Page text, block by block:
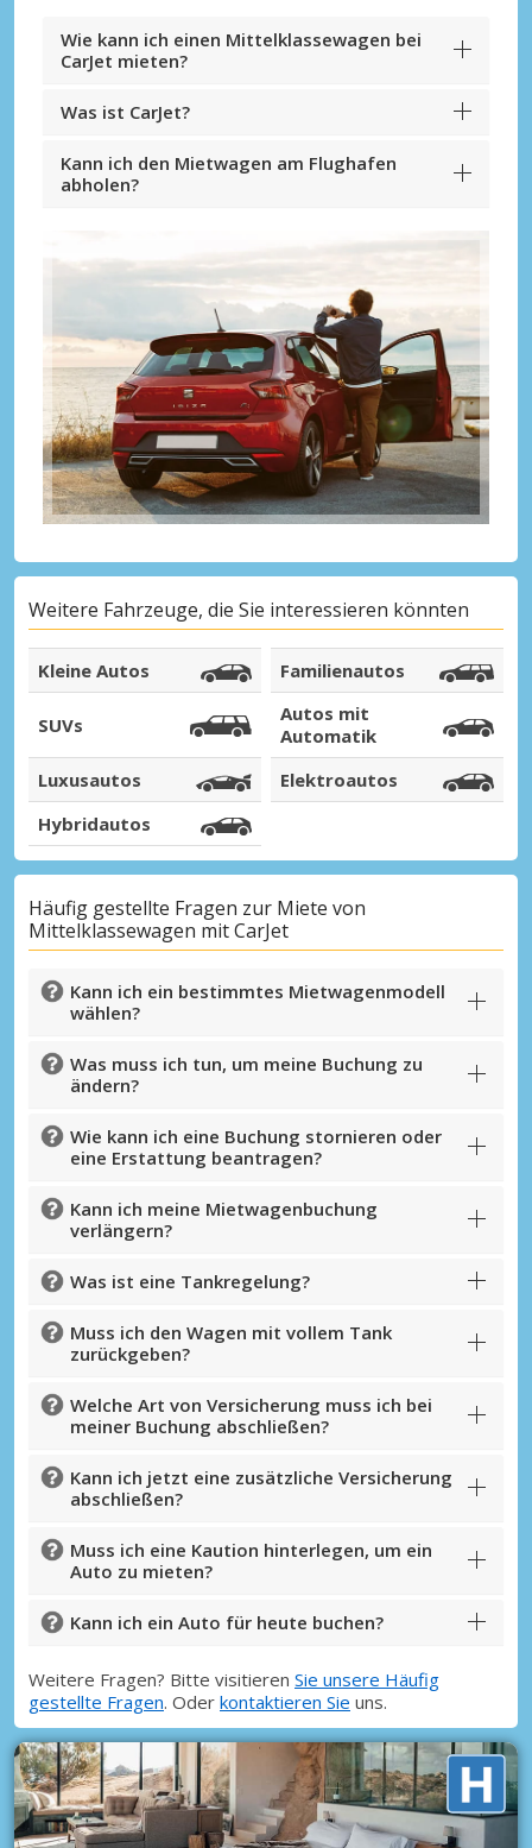
Top-Ersparnisses
Erhalten Sie Zugang zu exklusiven
Partnerangeboten
Mit eLink anmelden
Wie kann ich einen Mittelklassewagen bei
CarJet mieten?
Was ist CarJet?
Kann ich den Mietwagen am Flughafen
abholen?
Weitere Fahrzeuge, die Sie interessieren könnten
Kleine Autos Familienautos
SUVs
Autos mit
Automatik
Luxusautos
Elektroautos
Hybridautos
Häufig gestellte Fragen zur Miete von
Mittelklassewagen mit CarJet
Kann ich ein bestimmtes Mietwagenmodell
wählen?
Was muss ich tun, um meine Buchung zu
ändern?
Wie kann ich eine Buchung stornieren oder
eine Erstattung beantragen?
Kann ich meine Mietwagenbuchung
verlängern?
Was ist eine Tankregelung?
Muss ich den Wagen mit vollem Tank
zurückgeben?
Welche Art von Versicherung muss ich bei
meiner Buchung abschließen?
Kann ich jetzt eine zusätzliche Versicherung
abschließen?
Muss ich eine Kaution hinterlegen, um ein
Auto zu mieten?
Kann ich ein Auto für heute buchen?
Weitere Fragen? Bitte visitieren Sie unsere Häufig
gestellte Fragen. Oder kontaktieren Sie uns.